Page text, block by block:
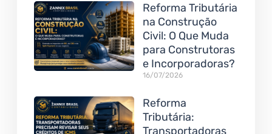
Reforma Tributária
na Construção
Civil: O Que Muda
para Construtoras
e Incorporadoras?
16/07/2026
Reforma
Tributária:
Transportadoras